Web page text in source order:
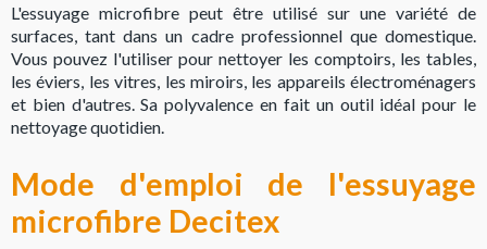
L'essuyage microfibre peut être utilisé sur une variété de
surfaces, tant dans un cadre professionnel que domestique.
Vous pouvez l'utiliser pour nettoyer les comptoirs, les tables,
les éviers, les vitres, les miroirs, les appareils électroménagers
et bien d'autres. Sa polyvalence en fait un outil idéal pour le
nettoyage quotidien.
Mode d'emploi de l'essuyage
microfibre Decitex